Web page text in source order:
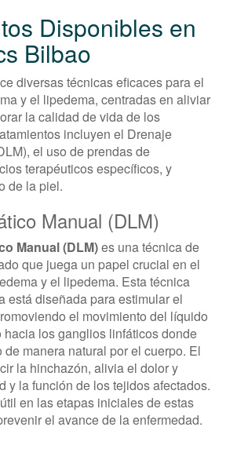
Disponibles en
Bilbao
diversas técnicas eficaces para el
y el lipedema, centradas en aliviar
la calidad de vida de los
incluyen el Drenaje
el uso de prendas de
terapéuticos específicos, y
de la piel.
Manual (DLM)
Manual (DLM)es una técnica de
que juega un papel crucial en el
y el lipedema. Esta técnica
está diseñada para estimular el
el movimiento del líquido
hacia los ganglios linfáticos donde
de manera natural por el cuerpo. El
la hinchazón, alivia el dolor y
y la función de los tejidos afectados.
en las etapas iniciales de estas
el avance de la enfermedad.